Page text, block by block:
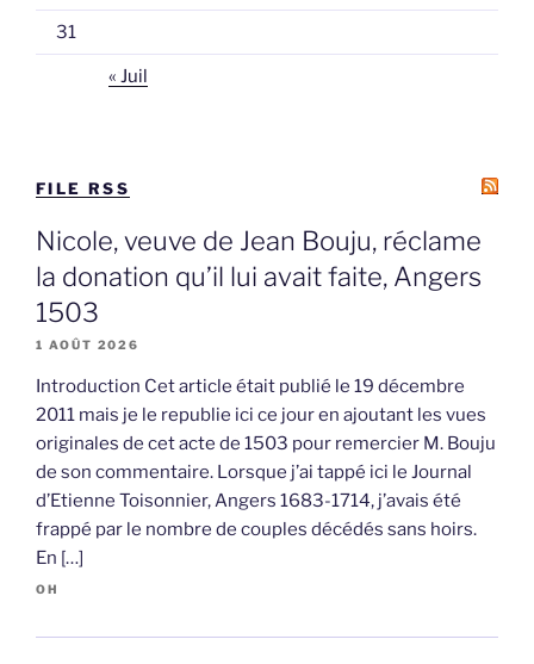
31
« Juil
FILE RSS
Nicole, veuve de Jean Bouju, réclame
la donation qu’il lui avait faite, Angers
1503
1 AOÛT 2026
Introduction Cet article était publié le 19 décembre
2011 mais je le republie ici ce jour en ajoutant les vues
originales de cet acte de 1503 pour remercier M. Bouju
de son commentaire. Lorsque j’ai tappé ici le Journal
d’Etienne Toisonnier, Angers 1683-1714, j’avais été
frappé par le nombre de couples décédés sans hoirs.
En […]
OH